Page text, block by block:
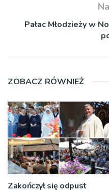
Pałac Młodzieży w
ZOBACZ RÓWNIEŻ
Zakończył się odpust